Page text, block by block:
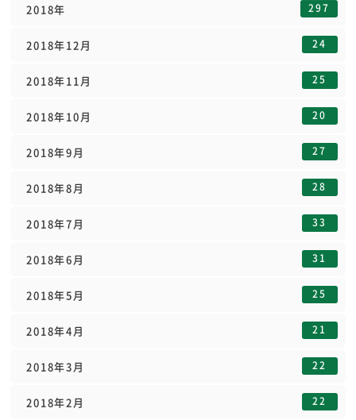
2018年 297
2018年12月 24
2018年11月 25
2018年10月 20
2018年9月 27
2018年8月 28
2018年7月 33
2018年6月 31
2018年5月 25
2018年4月 21
2018年3月 22
2018年2月 22